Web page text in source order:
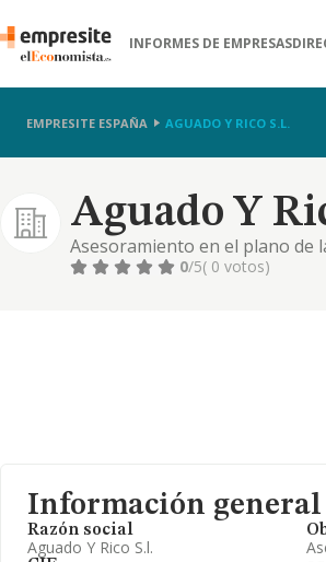
INFORMES DE EMPRESAS
EMPRESITE ESPAÑA AGUADO Y RICO S.L.
Aguado Y
Asesoramiento en el plano de
publicidad.
0/5( 0 votos)
Información general
Razón social
Aguado Y Rico S.l.